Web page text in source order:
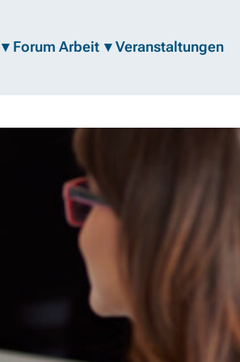
Forum Arbeit Veranstaltungen